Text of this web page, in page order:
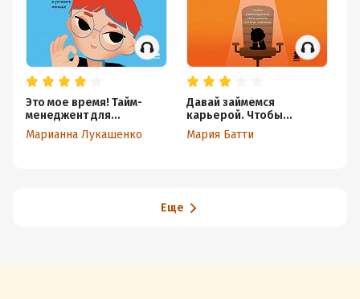
Это мое время! Тайм-
менеджент для
подростков: как
успевать больше, а
Марианна Лукашенко
Давай займемся
карьерой. Чтобы
работодатели тебя
ценили, хотели, хвалили
Мария Батти
Еще